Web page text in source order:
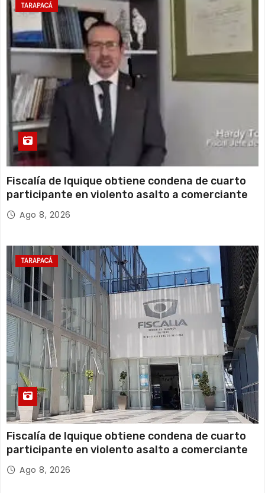
Sábado
16 de agosto
Domingo 17°C
TARAPACÁ
Fiscalía de Iquique obtiene condena de cuarto
participante en violento asalto a comerciante
Ago 8, 2026
TARAPACÁ
Fiscalía de Iquique obtiene condena de cuarto
participante en violento asalto a comerciante
Ago 8, 2026